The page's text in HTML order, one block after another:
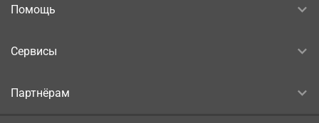
Помощь
Сервисы
Партнёрам